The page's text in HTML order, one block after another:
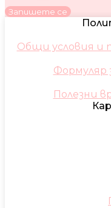
Запишете се
Общи условия и
Формуляр
Полезни